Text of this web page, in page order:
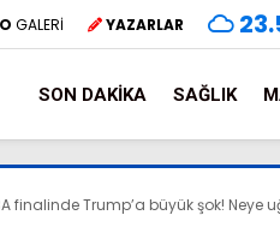
GALERİ YAZARLAR
SON DAKIKA SAĞLIK
finalinde Trump’a büyük şok! Neye